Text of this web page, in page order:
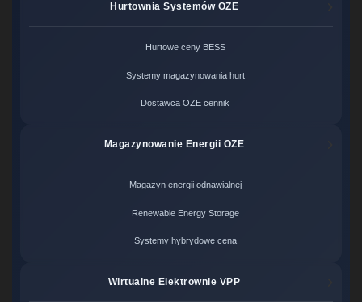
Hurtownia Systemów OZE
Hurtowe ceny BESS
Systemy magazynowania hurt
Dostawca OZE cennik
Magazynowanie Energii OZE
Magazyn energii odnawialnej
Renewable Energy Storage
Systemy hybrydowe cena
Wirtualne Elektrownie VPP